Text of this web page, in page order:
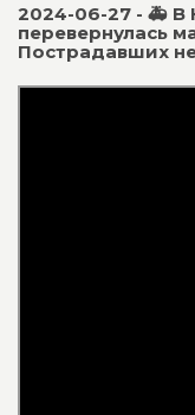
2024-06-27 - 🚑 В
перевернулась
Пострадавших